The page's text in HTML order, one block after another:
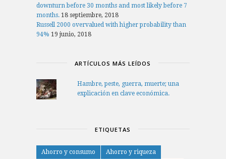
downturn before 30 months and most likely before 7
months. 18 septiembre, 2018
Russell 2000 overvalued with higher probability than
94% 19 junio, 2018
ARTÍCULOS MÁS LEÍDOS
Hambre, peste, guerra, muerte; una
explicación en clave económica.
ETIQUETAS
Ahorro y consumo
Ahorro y riqueza